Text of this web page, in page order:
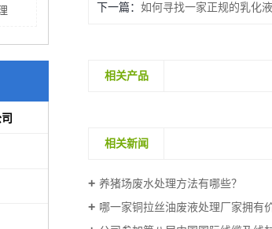
下一篇： 如何寻找一家正规的乳化
相关产品
相关新闻
养猪场废水处理方法有哪些？
哪一家铜拉丝油废液处理厂家拥有